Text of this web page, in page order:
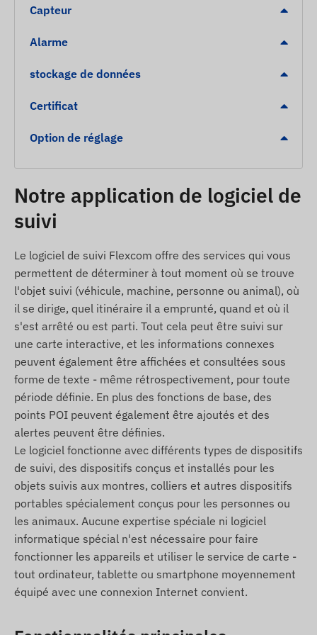
Détection de mouvement / déplacement
Dépassement de vitesse
Niveau de batterie faible
Contenu du colis
4G LTE
Câble de chargement USB
Conditions d’utilisation
Le fonctionnement de l’appareil nécessite une
connexion active aux systèmes de localisation par
satellite et aux réseaux mobiles GSM / 4G. La
communication s’effectue via la carte SIM (nano)
insérée, qui fournit les connexions SMS et
données. La position peut être consultée par SMS
ou via l’application de suivi en ligne.
Régions de fonctionnement
L’appareil est compatible avec les réseaux GSM
des régions suivantes :
4G : Europe, Asie, Afrique
2G : Europe, Asie, Afrique, Australie
Options d’achat
Si vous achetez uniquement l’appareil (sans
Capteur
Alarme
stockage de données
Certificat
Option de réglage
Notre application de logiciel de
suivi
Le logiciel de suivi Flexcom offre des services qui vous
permettent de déterminer à tout moment où se trouve
l'objet suivi (véhicule, machine, personne ou animal), où
il se dirige, quel itinéraire il a emprunté, quand et où il
s'est arrêté ou est parti. Tout cela peut être suivi sur
une carte interactive, et les informations connexes
peuvent également être affichées et consultées sous
forme de texte - même rétrospectivement, pour toute
période définie. En plus des fonctions de base, des
points POI peuvent également être ajoutés et des
alertes peuvent être définies.
Le logiciel fonctionne avec différents types de dispositifs
de suivi, des dispositifs conçus et installés pour les
objets suivis aux montres, colliers et autres dispositifs
portables spécialement conçus pour les personnes ou
les animaux. Aucune expertise spéciale ni logiciel
informatique spécial n'est nécessaire pour faire
fonctionner les appareils et utiliser le service de carte -
tout ordinateur, tablette ou smartphone moyennement
équipé avec une connexion Internet convient.